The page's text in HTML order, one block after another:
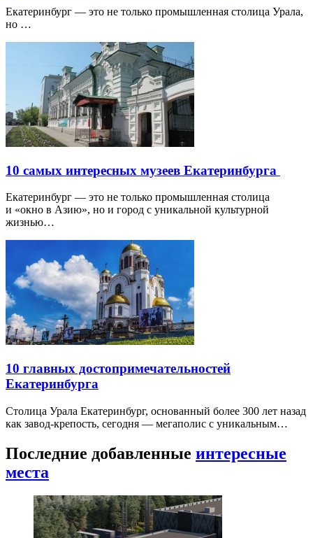
Екатеринбург — это не только промышленная столица Урала,
но …
10 самых интересных музеев Екатеринбурга
Екатеринбург — это не только промышленная столица
и «окно в Азию», но и город с уникальной культурной
жизнью…
10 главных достопримечательностей
Екатеринбурга
Столица Урала Екатеринбург, основанный более 300 лет назад
как завод-крепость, сегодня — мегаполис с уникальным…
Последние добавленные интересные
места